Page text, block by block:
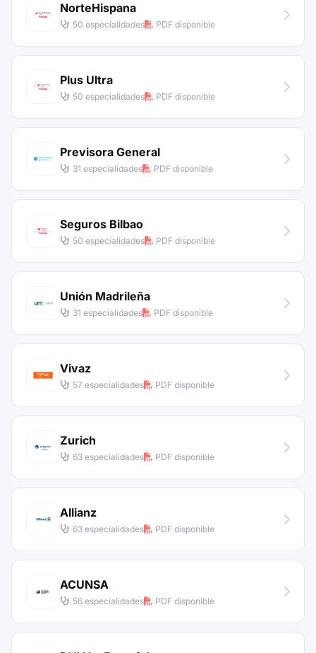
NorteHispana
50 especialidades PDF disponible
Plus Ultra
50 especialidades PDF disponible
Previsora General
31 especialidades PDF disponible
Seguros Bilbao
50 especialidades PDF disponible
Unión Madrileña
31 especialidades PDF disponible
Vivaz
57 especialidades PDF disponible
Zurich
63 especialidades PDF disponible
Allianz
63 especialidades PDF disponible
ACUNSA
56 especialidades PDF disponible